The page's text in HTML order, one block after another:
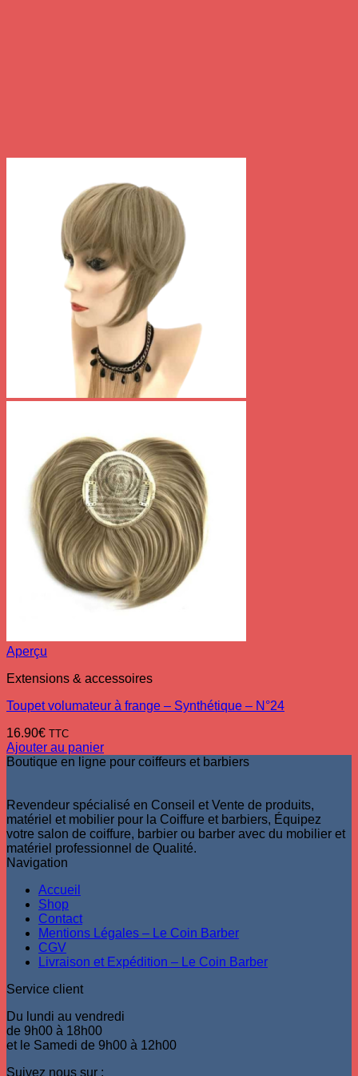
Aperçu
Extensions & accessoires
Toupet volumateur à frange – Synthétique – N°24
16.90€ TTC
Ajouter au panier
Boutique en ligne pour coiffeurs et barbiers
Revendeur spécialisé en Conseil et Vente de produits,
matériel et mobilier pour la Coiffure et barbiers, Équipez
votre salon de coiffure, barbier ou barber avec du mobilier et
matériel professionnel de Qualité.
Navigation
Accueil
Shop
Contact
Mentions Légales – Le Coin Barber
CGV
Livraison et Expédition – Le Coin Barber
Service client
Du lundi au vendredi
de 9h00 à 18h00
et le Samedi de 9h00 à 12h00
Suivez nous sur :